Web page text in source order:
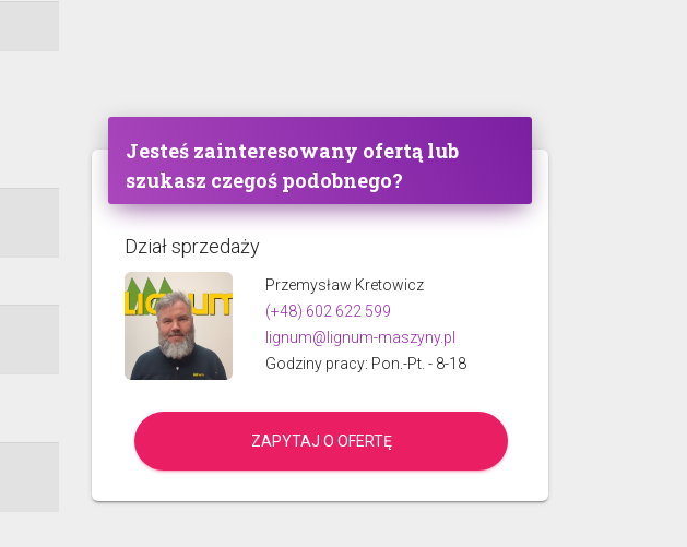
Jesteś zainteresowany ofertą lub
szukasz czegoś podobnego?
Dział sprzedaży
Przemysław Kretowicz
(+48) 602 622 599
lignum@lignum-maszyny.pl
Godziny pracy: Pon.-Pt. - 8-18
ZAPYTAJ O OFERTĘ